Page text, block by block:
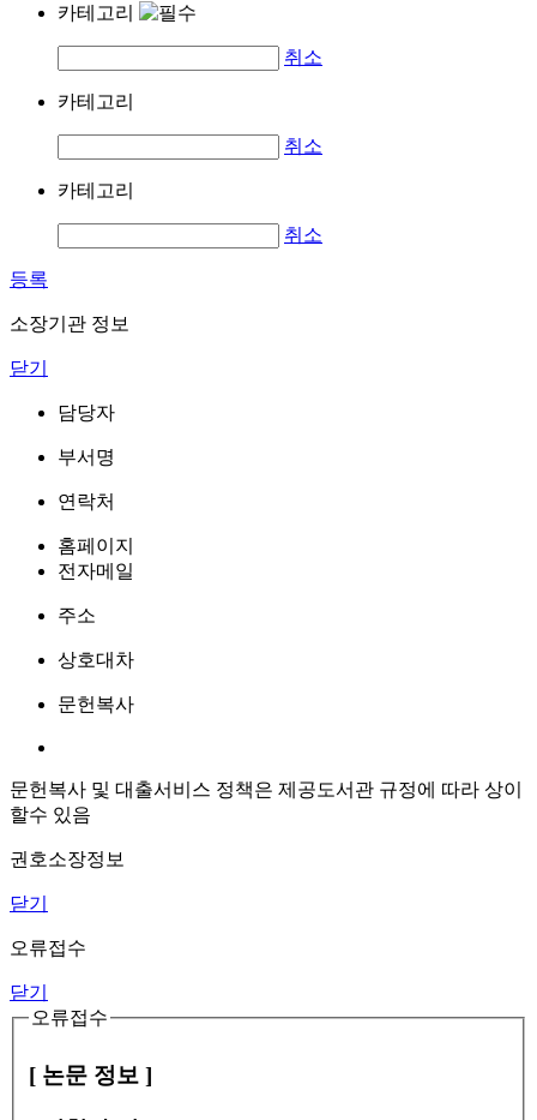
카테고리
취소
카테고리
취소
카테고리
취소
등록
소장기관 정보
닫기
담당자
부서명
연락처
홈페이지
전자메일
주소
상호대차
문헌복사
문헌복사 및 대출서비스 정책은 제공도서관 규정에 따라 상이
할수 있음
권호소장정보
닫기
오류접수
닫기
오류접수
[ 논문 정보 ]